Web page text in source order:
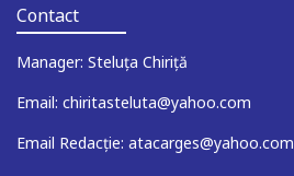
Contact
Manager: Steluța Chiriță
Email: chiritasteluta@yahoo.com
Email Redacție: atacarges@yahoo.com